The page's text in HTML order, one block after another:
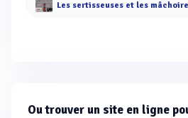
Les sertisseuses et les mâchoires pour
Ou trouver un site en ligne